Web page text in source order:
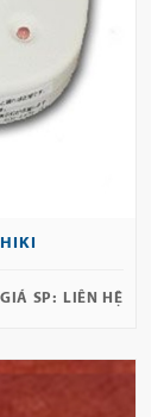
GIÁ SP: LIÊN HỆ